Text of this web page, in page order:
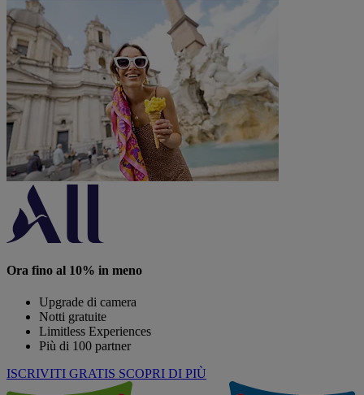
Ora fino al 10% in meno
Upgrade di camera
Notti gratuite
Limitless Experiences
Più di 100 partner
ISCRIVITI GRATIS SCOPRI DI PIÙ